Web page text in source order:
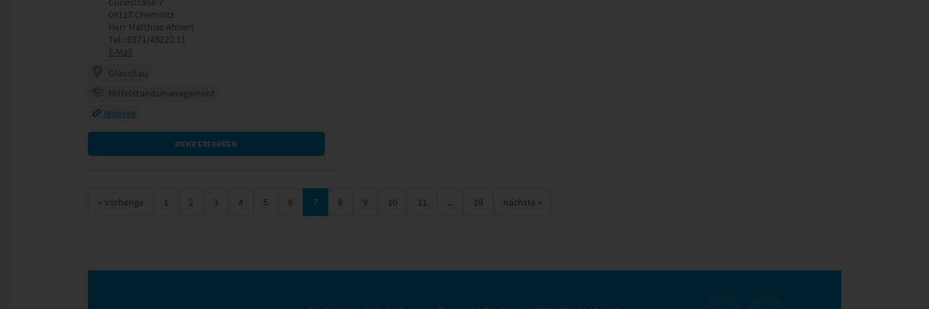
09117 Chemnitz
Herr Matthias Ahnert
Tel.: 0371/45222 11
E-Mail
Glauchau
Mittelstandsmanagement
Website
MEHR ERFAHREN
« vorherige 1 2 3 4 5 6 7 8 9 10 11 ... 19 nächste »